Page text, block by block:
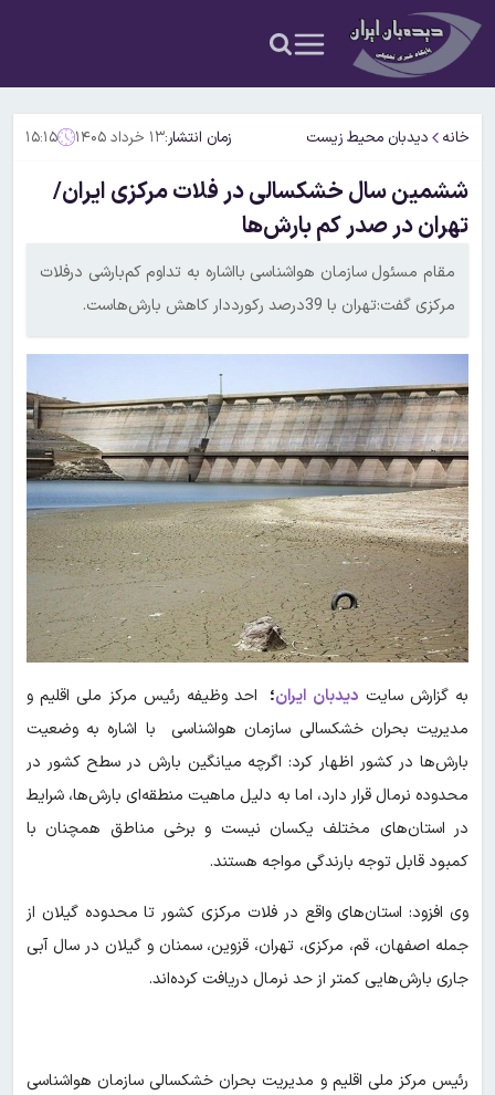
خانه دیدبان محیط زیست زمان انتشار:۱۳ خرداد ۱۴۰۵ ۱۵:۱۵
ششمین سال خشکسالی در فلات مرکزی ایران/
تهران در صدر کم بارش‌ها
مقام مسئول سازمان هواشناسی بااشاره به تداوم کم‌بارشی درفلات
مرکزی گفت:تهران با 39درصد رکورددار کاهش بارش‌هاست.
به گزارش سایت دیدبان ایران؛
احد وظیفه رئیس مرکز ملی اقلیم و
مدیریت بحران خشکسالی سازمان هواشناسی با اشاره به وضعیت
بارش‌ها در کشور اظهار کرد: اگرچه میانگین بارش در سطح کشور در
محدوده نرمال قرار دارد، اما به دلیل ماهیت منطقه‌ای بارش‌ها، شرایط
در استان‌های مختلف یکسان نیست و برخی مناطق همچنان با
کمبود قابل توجه بارندگی مواجه هستند.
وی افزود: استان‌های واقع در فلات مرکزی کشور تا محدوده گیلان از
جمله اصفهان، قم، مرکزی، تهران، قزوین، سمنان و گیلان در سال آبی
جاری بارش‌هایی کمتر از حد نرمال دریافت کرده‌اند.
رئیس مرکز ملی اقلیم و مدیریت بحران خشکسالی سازمان هواشناسی